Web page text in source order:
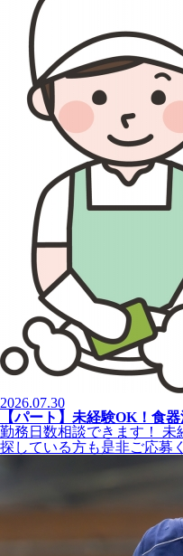
2026.07.30
【パート】未経験OK！食
勤務日数相談できます！
探している方も是非ご応募